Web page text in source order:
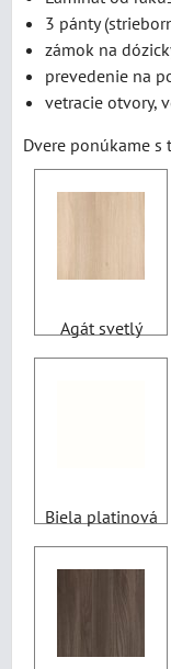
3 pánty
zámok na
prevedenie na
vetracie otvory,
Dvere ponúkame
Agát svetlý
Biela platinová